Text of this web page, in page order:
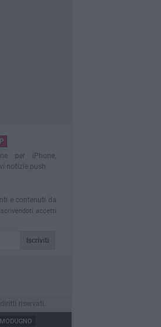
per iPhone,
notizie push
e contenuti da
Iscrivendoti accetti
Iscriviti
riservati.
MODUGNO